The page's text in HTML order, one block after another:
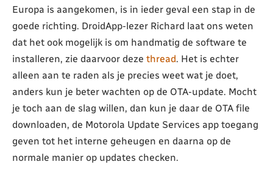
Europa is aangekomen, is in ieder geval een stap in de
goede richting. DroidApp-lezer Richard laat ons weten
dat het ook mogelijk is om handmatig de software te
installeren, zie daarvoor deze thread. Het is echter
alleen aan te raden als je precies weet wat je doet,
anders kun je beter wachten op de OTA-update. Mocht
je toch aan de slag willen, dan kun je daar de OTA file
downloaden, de Motorola Update Services app toegang
geven tot het interne geheugen en daarna op de
normale manier op updates checken.